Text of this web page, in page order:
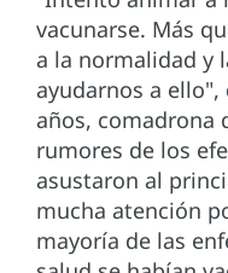
vacunarse. Más
a la normalidad y
ayudarnos a ello",
años, comadrona
rumores de los
asustaron al
mucha atención
mayoría de las